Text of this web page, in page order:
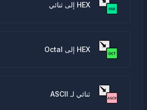
HEX إلى ثنائي
HEX إلى Octal
ثنائي لـ ASCII